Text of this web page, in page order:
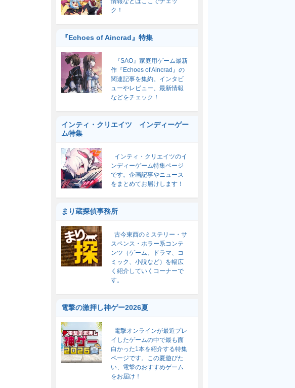
ク！
『Echoes of Aincrad』特集
『SAO』家庭用ゲーム最新
作『Echoes of Aincrad』の
関連記事を集約。インタビ
ューやレビュー、最新情報
などをチェック！
インティ・クリエイツ インディーゲー
ム特集
インティ・クリエイツのイ
ンディーゲーム特集ページ
です。企画記事やニュース
をまとめてお届けします！
まり蔵探偵事務所
古今東西のミステリー・サ
スペンス・ホラー系コンテ
ンツ（ゲーム、ドラマ、コ
ミック、小説など）を幅広
く紹介していくコーナーで
す。
電撃の激押し神ゲー2026夏
電撃オンラインが最近プレ
イしたゲームの中で最も面
白かった1本を紹介する特集
ページです。この夏遊びた
い、電撃のおすすめゲーム
をお届け！